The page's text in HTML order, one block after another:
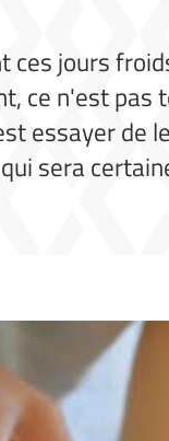
jours
ce n'est pas
essayer de
sera